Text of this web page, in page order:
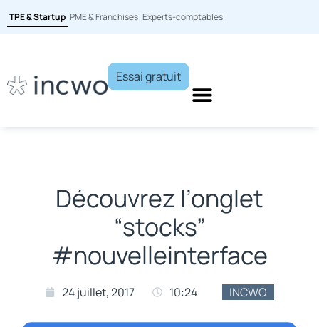
TPE & Startup PME & Franchises Experts-comptables
Essai gratuit
Découvrez l’onglet
“stocks”
#nouvelleinterface
24 juillet, 2017 10:24 INCWO